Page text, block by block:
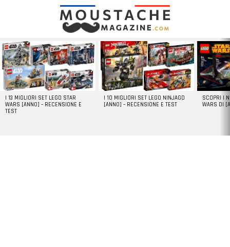
LATEST
STORIES
I 13 MIGLIORI SET LEGO STAR
WARS [ANNO] – RECENSIONE E
TEST
I 10 MIGLIORI SET LEGO NINJAGO
[ANNO] – RECENSIONE E TEST
SCOPRI I
WARS DI